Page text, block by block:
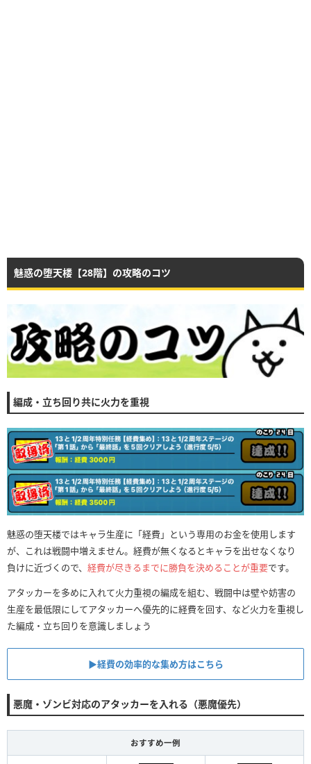
魅惑の堕天楼【28階】の攻略のコツ
編成・立ち回り共に火力を重視
魅惑の堕天楼ではキャラ生産に「経費」という専用のお金を使用します
が、これは戦闘中増えません。経費が無くなるとキャラを出せなくなり
負けに近づくので、 経費が尽きるまでに勝負を決めることが重要です。
アタッカーを多めに入れて火力重視の編成を組む、戦闘中は壁や妨害の
生産を最低限にしてアタッカーへ優先的に経費を回す、など火力を重視し
た編成・立ち回りを意識しましょう
▶︎経費の効率的な集め方はこちら
悪魔・ゾンビ対応のアタッカーを入れる（悪魔優先）
おすすめ一例